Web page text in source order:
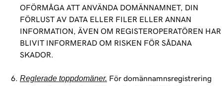
OFÖRMÅGA ATT ANVÄNDA DOMÄNNAMNET, DIN
FÖRLUST AV DATA ELLER FILER ELLER ANNAN
INFORMATION, ÄVEN OM REGISTEROPERATÖREN HAR
BLIVIT INFORMERAD OM RISKEN FÖR SÅDANA
SKADOR.
Reglerade toppdomäner. För domännamnsregistrering